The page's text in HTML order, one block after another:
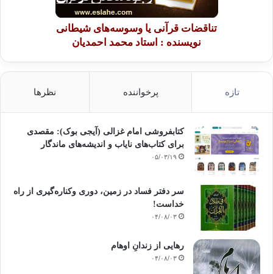
تناقضات قرآنی یا وسوسه‌های شیطانی
نویسنده : استاد محمد احمدیان
تازه پرخواننده نظرها
کتابفروشی امام غزالی (آیجی بوک): مقصدی
برای کتاب‌های نایاب و اندیشه‌های ماندگار
۰۵/۰۳/۱۹
سر دفتر فساد در زمین‌، دوری وکناره‌گیری از راه
خداست‌!
۰۴/۰۸/۰۳
رهایی از زندانِ اوهام
۰۴/۰۸/۰۳